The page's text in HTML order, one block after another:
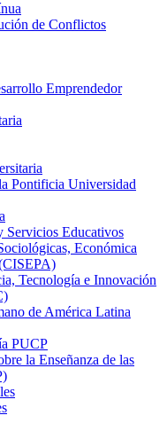
de Conflictos
Emprendedor
Pontificia Universidad
Servicios Educativos
Económica
Tecnología e Innovación
de América Latina
PUCP
la Enseñanza de las